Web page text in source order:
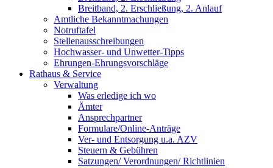
Breitband, 2. Erschließung, 2. Anlauf
Amtliche Bekanntmachungen
Notruftafel
Stellenausschreibungen
Hochwasser- und Unwetter-Tipps
Ehrungen-Ehrungsvorschläge
Rathaus & Service
Verwaltung
Was erledige ich wo
Ämter
Ansprechpartner
Formulare/Online-Anträge
Ver- und Entsorgung u.a. AZV
Steuern & Gebühren
Satzungen/ Verordnungen/ Richtlinien